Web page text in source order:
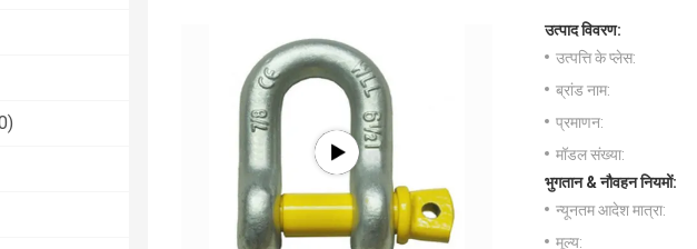
उत्पाद विवरण:
उत्पत्ति के प्लेस:
ब्रांड नाम:
प्रमाणन:
मॉडल संख्या:
भुगतान & नौवहन नियमों:
न्यूनतम आदेश मात्रा:
मूल्य: